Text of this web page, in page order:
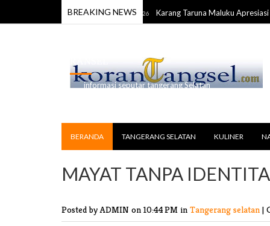
BREAKING NEWS
di Gading Serpong 17 Jul 2026 Karang Taruna Maluku Apresiasi
informasi seputar tangerang Selatan
BERANDA TANGERANG SELATAN KULINER
MAYAT TANPA
Posted by ADMIN on 10:44 PM in Tangerang selatan |